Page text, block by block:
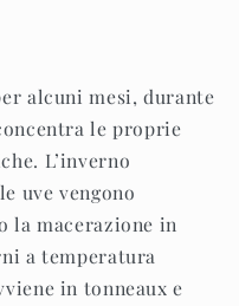
alcuni mesi, durante
le proprie
L’inverno
uve vengono
la macerazione in
a temperatura
in tonneaux e